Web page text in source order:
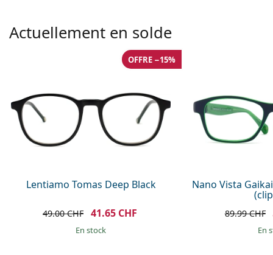
Actuellement en solde
Lentiamo Tomas Deep Black
OFFRE −15%
49.00 CHF 41.65 CHF
en stock
Nano Vista
89.99 CHF
en